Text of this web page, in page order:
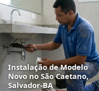
Instalação de Modelo
Novo no São Caetano,
Salvador‑BA